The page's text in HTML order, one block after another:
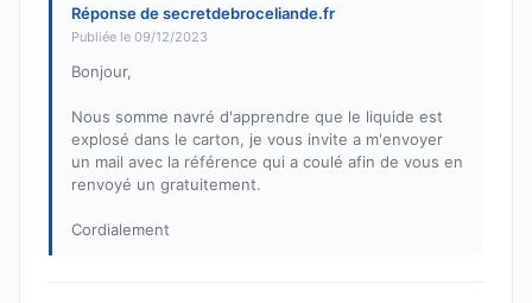
Réponse de secretdebroceliande.fr
Publiée le 09/12/2023
Bonjour,
Nous somme navré d'apprendre que le liquide est
explosé dans le carton, je vous invite a m'envoyer
un mail avec la référence qui a coulé afin de vous en
renvoyé un gratuitement.
Cordialement